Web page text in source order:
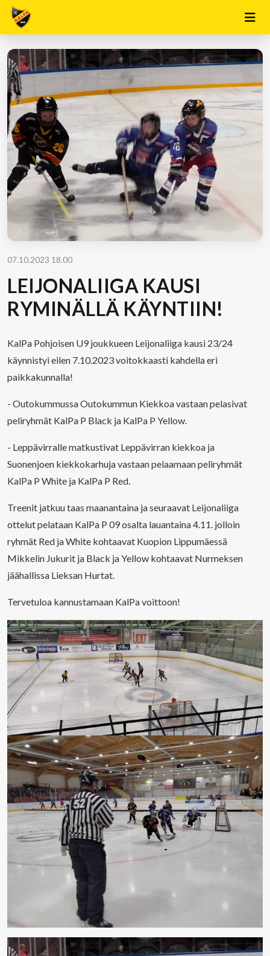
07.10.2023 18.00
LEIJONALIIGA KAUSI
RYMINÄLLÄ KÄYNTIIN!
KalPa Pohjoisen U9 joukkueen Leijonaliiga kausi 23/24
käynnistyi eilen 7.10.2023 voitokkaasti kahdella eri
paikkakunnalla!
- Outokummussa Outokummun Kiekkoa vastaan pelasivat
peliryhmät KalPa P Black ja KalPa P Yellow.
- Leppävirralle matkustivat Leppävirran kiekkoa ja
Suonenjoen kiekkokarhuja vastaan pelaamaan peliryhmät
KalPa P White ja KalPa P Red.
Treenit jatkuu taas maanantaina ja seuraavat Leijonaliiga
ottelut pelataan KalPa P 09 osalta lauantaina 4.11. jolloin
ryhmät Red ja White kohtaavat Kuopion Lippumäessä
Mikkelin Jukurit ja Black ja Yellow kohtaavat Nurmeksen
jäähallissa Lieksan Hurtat.
Tervetuloa kannustamaan KalPa voittoon!